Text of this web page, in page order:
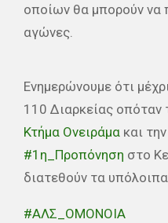
οποίων θα μπορούν να
αγώνες.
Ενημερώνουμε ότι
110 Διαρκείας οπόταν
Κτήμα Ονειράμα και
#1η_Προπόνηση στο
διατεθούν τα
#ΑΛΣ_ΟΜΟΝΟΙΑ